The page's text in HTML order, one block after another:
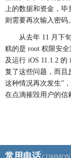
上的数据和资金，
则需要再次输入密码。
从去年 11 月下
糕的是 root 权限安
及运行 iOS 11.1.2
复了这些问题，而且
这种情况再次发生”
在点滴摧毁用户的信
常用电话